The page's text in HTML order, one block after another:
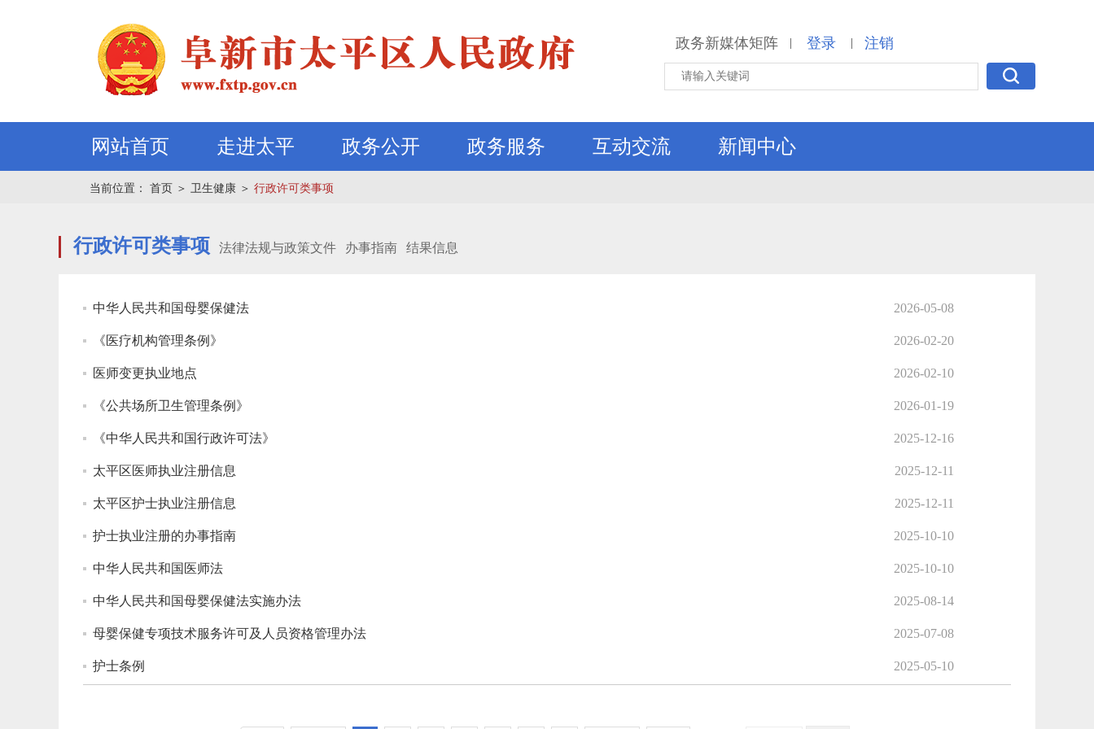
政务新媒体矩阵 | 登录 | 注销
网站首页 走进太平 政务公开 政务服务 互动交流 新闻中心
当前位置： 首页 ＞ 卫生健康 ＞ 行政许可类事项
行政许可类事项 法律法规与政策文件 办事指南 结果信息
中华人民共和国母婴保健法 2026-05-08
《医疗机构管理条例》 2026-02-20
医师变更执业地点 2026-02-10
《公共场所卫生管理条例》 2026-01-19
《中华人民共和国行政许可法》 2025-12-16
太平区医师执业注册信息 2025-12-11
太平区护士执业注册信息 2025-12-11
护士执业注册的办事指南 2025-10-10
中华人民共和国医师法 2025-10-10
中华人民共和国母婴保健法实施办法 2025-08-14
母婴保健专项技术服务许可及人员资格管理办法 2025-07-08
护士条例 2025-05-10